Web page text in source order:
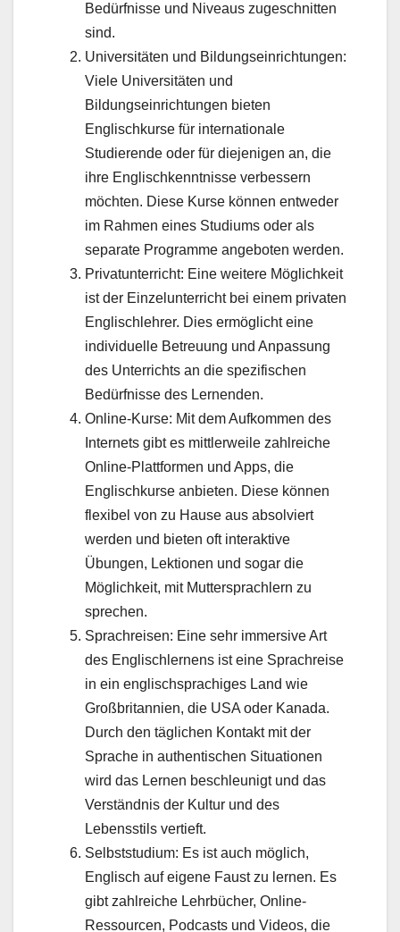
Bedürfnisse und Niveaus zugeschnitten
sind.
Universitäten und Bildungseinrichtungen:
Viele Universitäten und
Bildungseinrichtungen bieten
Englischkurse für internationale
Studierende oder für diejenigen an, die
ihre Englischkenntnisse verbessern
möchten. Diese Kurse können entweder
im Rahmen eines Studiums oder als
separate Programme angeboten werden.
Privatunterricht: Eine weitere Möglichkeit
ist der Einzelunterricht bei einem privaten
Englischlehrer. Dies ermöglicht eine
individuelle Betreuung und Anpassung
des Unterrichts an die spezifischen
Bedürfnisse des Lernenden.
Online-Kurse: Mit dem Aufkommen des
Internets gibt es mittlerweile zahlreiche
Online-Plattformen und Apps, die
Englischkurse anbieten. Diese können
flexibel von zu Hause aus absolviert
werden und bieten oft interaktive
Übungen, Lektionen und sogar die
Möglichkeit, mit Muttersprachlern zu
sprechen.
Sprachreisen: Eine sehr immersive Art
des Englischlernens ist eine Sprachreise
in ein englischsprachiges Land wie
Großbritannien, die USA oder Kanada.
Durch den täglichen Kontakt mit der
Sprache in authentischen Situationen
wird das Lernen beschleunigt und das
Verständnis der Kultur und des
Lebensstils vertieft.
Selbststudium: Es ist auch möglich,
Englisch auf eigene Faust zu lernen. Es
gibt zahlreiche Lehrbücher, Online-
Ressourcen, Podcasts und Videos, die